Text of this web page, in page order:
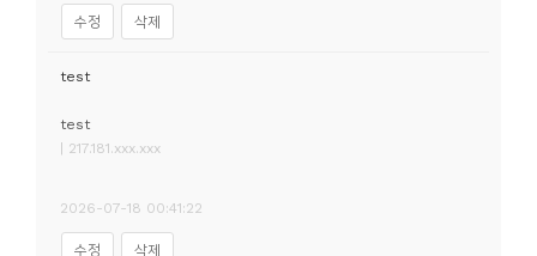
수정 삭제
test
test
| 217.181.xxx.xxx
2026-07-18 00:41:22
수정 삭제